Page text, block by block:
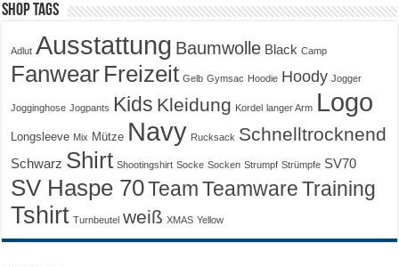
Shop Tags
Adlut Ausstattung Baumwolle Black Camp
Fanwear Freizeit Gelb Gymsac Hoodie Hoody Jogger
Jogginghose Jogpants Kids Kleidung Kordel langer Arm Logo
Longsleeve Mix Mütze Navy Rucksack Schnelltrocknend
Schwarz Shirt Shootingshirt Socke Socken Strumpf Strümpfe SV70
SV Haspe 70Team Teamware Training
Tshirt Turnbeutel weiß XMAS Yellow